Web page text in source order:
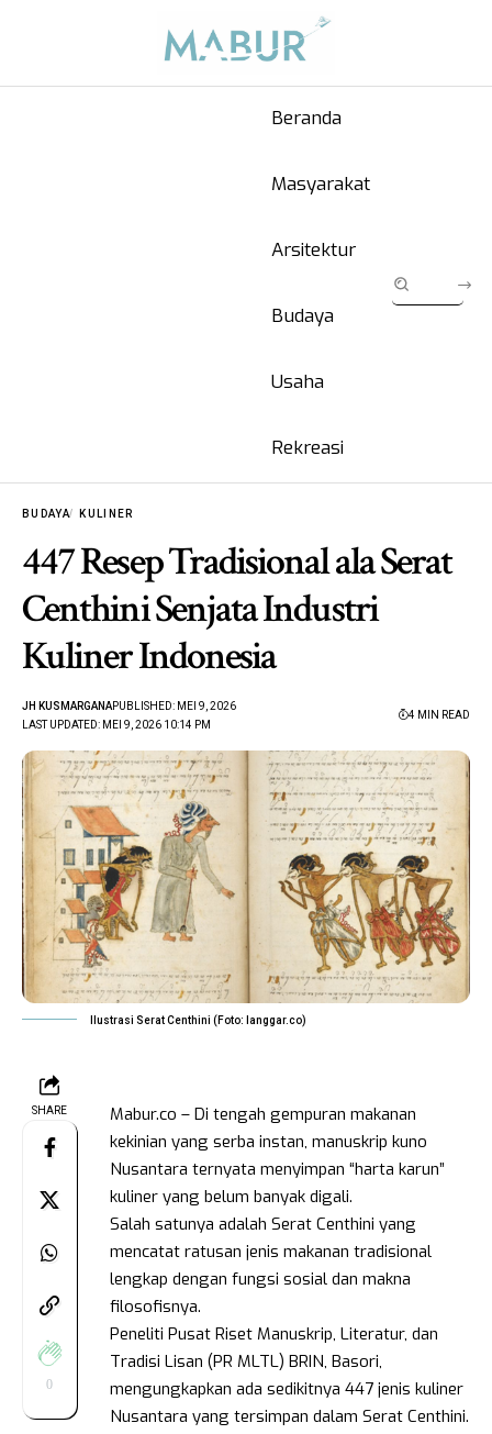
Beranda
Masyarakat
Arsitektur
Budaya
Usaha
Rekreasi
BUDAYA KULINER
447 Resep Tradisional ala Serat
Centhini Senjata Industri
Kuliner Indonesia
LAST UPDATED: MEI 9, 2026 10:14 PM
JH KUSMARGANAPUBLISHED: MEI 9, 2026
4 MIN READ
Ilustrasi Serat Centhini (Foto: langgar.co)
SHARE
0
Mabur.co – Di tengah gempuran makanan
kekinian yang serba instan, manuskrip kuno
Nusantara ternyata menyimpan “harta karun”
kuliner yang belum banyak digali.
Salah satunya adalah Serat Centhini yang
mencatat ratusan jenis makanan tradisional
lengkap dengan fungsi sosial dan makna
filosofisnya.
Peneliti Pusat Riset Manuskrip, Literatur, dan
Tradisi Lisan (PR MLTL) BRIN, Basori,
mengungkapkan ada sedikitnya 447 jenis kuliner
Nusantara yang tersimpan dalam Serat Centhini.